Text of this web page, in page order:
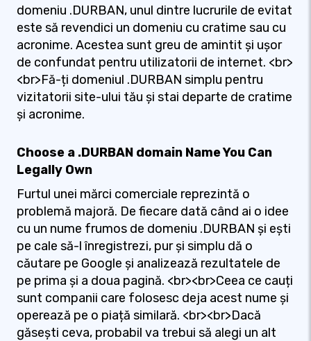
domeniu .DURBAN, unul dintre lucrurile de evitat
este să revendici un domeniu cu cratime sau cu
acronime. Acestea sunt greu de amintit și ușor
de confundat pentru utilizatorii de internet. <br>
<br>Fă-ți domeniul .DURBAN simplu pentru
vizitatorii site-ului tău și stai departe de cratime
și acronime.
Choose a .DURBAN domain Name You Can
Legally Own
Furtul unei mărci comerciale reprezintă o
problemă majoră. De fiecare dată când ai o idee
cu un nume frumos de domeniu .DURBAN și ești
pe cale să-l înregistrezi, pur și simplu dă o
căutare pe Google și analizează rezultatele de
pe prima și a doua pagină. <br><br>Ceea ce cauți
sunt companii care folosesc deja acest nume și
operează pe o piață similară. <br><br>Dacă
găsești ceva, probabil va trebui să alegi un alt